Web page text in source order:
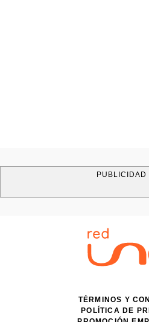
PUBLICIDAD
TÉRMINOS Y
POLÍTICA DE